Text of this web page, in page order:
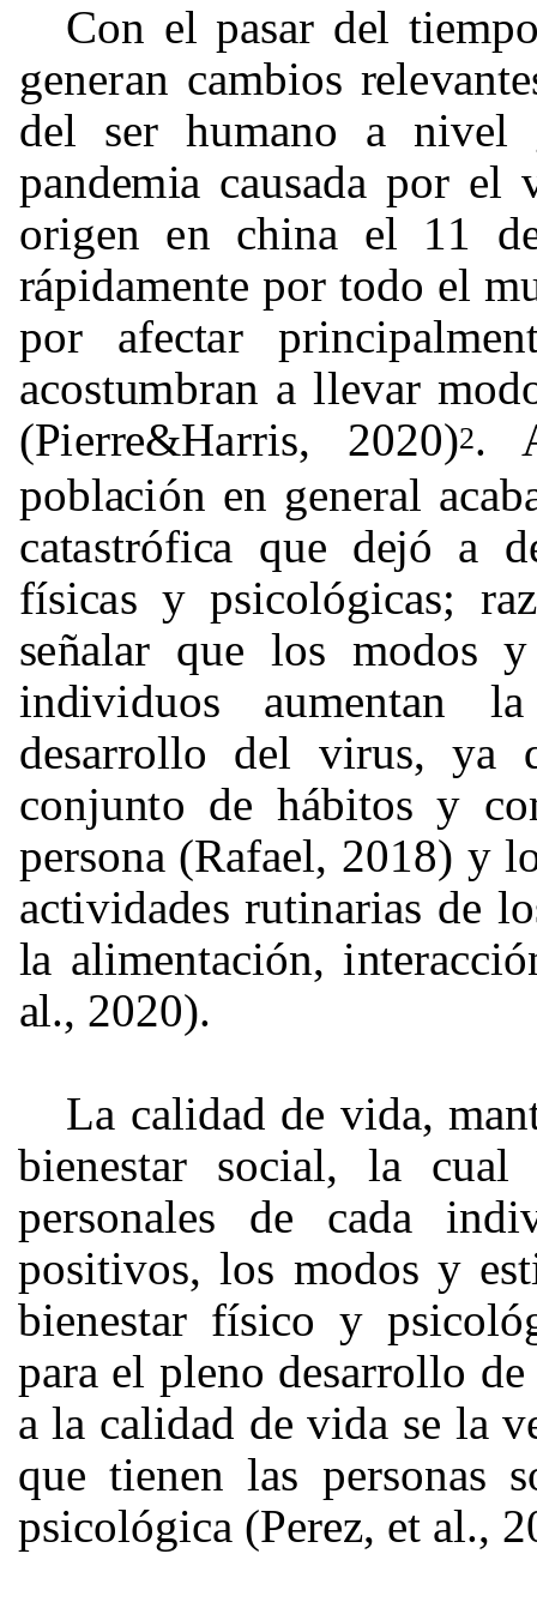
Con el pasar del tiem
generan cambios relevante
del ser humano a nivel
pandemia causada por el
origen en china el 11
rápidamente por todo el
por
afectar principalmen
acostumbran allevarm
(Pierre&Harris, 2020)2.
población en general aca
catastrófica que dejó a d
físicas y psicológicas; raz
señalar que los modos
individuos aumentan la
desarrollo del virus, ya
conjunto de hábitos y co
persona (Rafael, 2018) y l
actividades rutinarias de l
la alimentación, interacci
al., 2020).
La calidad de vida,
bienestar social, la cual
personales de cada
positivos, los modos y
bienestar físico y
para el pleno desarrollo
a la calidad de vida se la
que tienen las personas
psicológica (Perez, et al.,